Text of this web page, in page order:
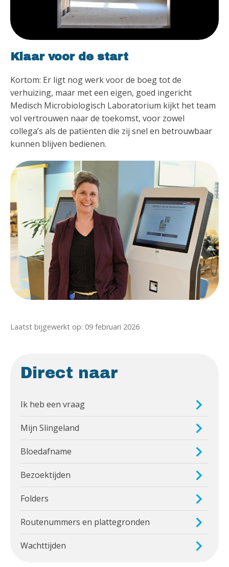
Klaar voor de start
Kortom: Er ligt nog werk voor de boeg tot de
verhuizing, maar met een eigen, goed ingericht
Medisch Microbiologisch Laboratorium kijkt het team
vol vertrouwen naar de toekomst, voor zowel
collega’s als de patiënten die zij snel en betrouwbaar
kunnen blijven bedienen.
Laatst bijgewerkt op: 09 februari 2026
Direct naar
Ik heb een vraag
Mijn Slingeland
Bloedafname
Bezoektijden
Folders
Routenummers en plattegronden
Wachttijden